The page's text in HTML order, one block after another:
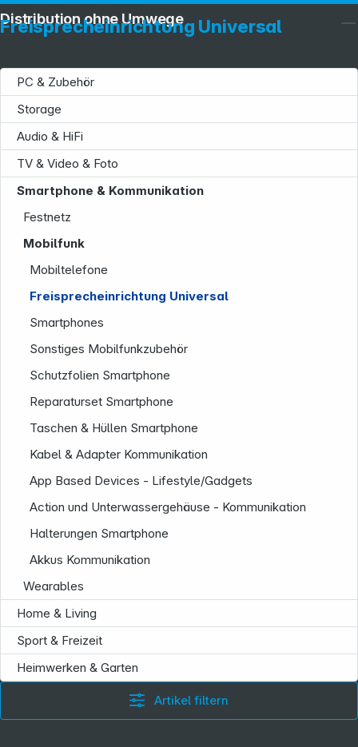
Freisprecheinrichtung Universal
PC & Zubehör
Storage
Audio & HiFi
TV & Video & Foto
Smartphone & Kommunikation
Festnetz
Mobilfunk
Mobiltelefone
Freisprecheinrichtung Universal
Smartphones
Sonstiges Mobilfunkzubehör
Schutzfolien Smartphone
Reparaturset Smartphone
Taschen & Hüllen Smartphone
Kabel & Adapter Kommunikation
App Based Devices - Lifestyle/Gadgets
Action und Unterwassergehäuse - Kommunikation
Halterungen Smartphone
Akkus Kommunikation
Wearables
Home & Living
Sport & Freizeit
Heimwerken & Garten
Artikel filtern
Distribution ohne Umwege
Service
Informationen